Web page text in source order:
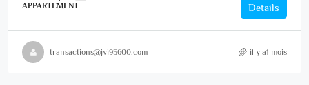
APPARTEMENT Details
transactions@jvi95600.com il y a1 mois